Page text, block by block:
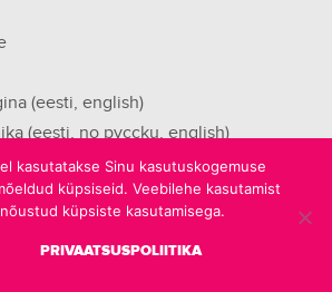
(eesti, english)
(eesti, no pyccku, english)
(eesti, no pyccku)
| Kõik õigused on kaitstud
kasutatakse Sinu kasutuskogemuse
küpsiseid. Veebilehe kasutamist
küpsiste kasutamisega.
PRIVAATSUSPOLIITIKA